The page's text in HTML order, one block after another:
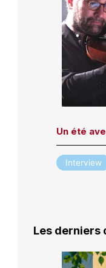
Un été
Interview
Les derniers